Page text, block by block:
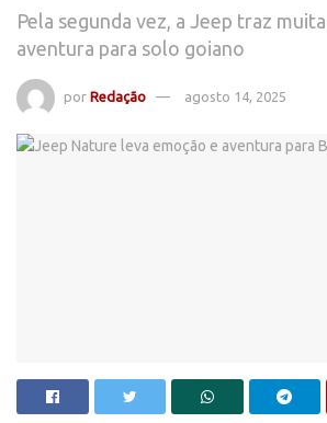
Pela segunda vez, a Jeep traz
aventura para solo goiano
por Redação agosto 14, 2025